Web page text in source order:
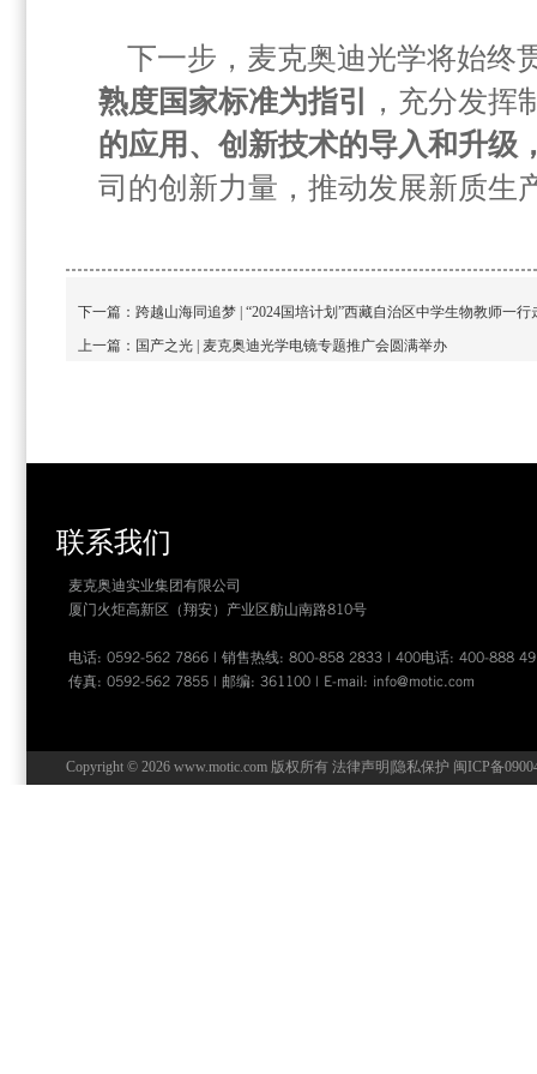
下一步，麦克奥迪光学将始终
熟度国家标准为指引
，充分发挥
的应用、创新技术的导入和升级
司的创新力量，推动发展新质生
下一篇： 跨越山海同追梦 | “2024国培计划”西藏自治区中学生物教师一行
上一篇： 国产之光 | 麦克奥迪光学电镜专题推广会圆满举办
联系我们
麦克奥迪实业集团有限公司
厦门火炬高新区（翔安）产业区舫山南路810号
电话: 0592-562 7866 | 销售热线: 800-858 2833 | 400电话: 400-888
传真: 0592-562 7855 | 邮编: 361100 | E-mail: info@motic.com
Copyright © 2026 www.motic.com 版权所有 法律声明 隐私保护 闽ICP备